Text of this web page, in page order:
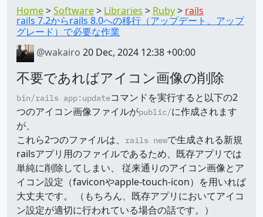
Home Software Libraries Ruby rails
rails 7.2からrails 8.0への移行（アップデート、アップ
グレード）で必要な作業
@wakairo 20 Dec, 2024 12:38 +00:00
不要であればアイコン画像の削除
bin/rails app:updateコマンドを実行すると以下の2
つのアイコン画像ファイルがpublic/に作成されます
が、
これら2つのファイルは、
rails newで生成される新規
railsアプリ用のファイルであるため、既存アプリでは
単純に削除してしまい、 従来通りのアイコン画像とア
イコン設定（faviconやapple-touch-icon）を用いれば
大丈夫です。 （もちろん、既存アプリにおいてアイコ
ン設定が適切に行われている場合の話です。）